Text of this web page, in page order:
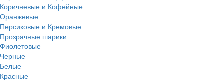
Коричневые и Кофейные
Оранжевые
Персиковые и Кремовые
Прозрачные шарики
Фиолетовые
Черные
Белые
Красные